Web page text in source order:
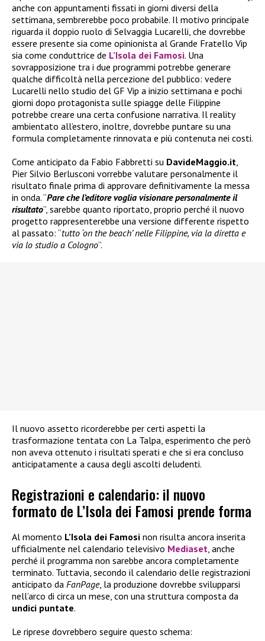
anche con appuntamenti fissati in giorni diversi della
settimana, sembrerebbe poco probabile. Il motivo principale
riguarda il doppio ruolo di Selvaggia Lucarelli, che dovrebbe
essere presente sia come opinionista al Grande Fratello Vip
sia come conduttrice de L’Isola dei Famosi. Una
sovrapposizione tra i due programmi potrebbe generare
qualche difficoltà nella percezione del pubblico: vedere
Lucarelli nello studio del GF Vip a inizio settimana e pochi
giorni dopo protagonista sulle spiagge delle Filippine
potrebbe creare una certa confusione narrativa. Il reality
ambientato all’estero, inoltre, dovrebbe puntare su una
formula completamente rinnovata e più contenuta nei costi.
Come anticipato da Fabio Fabbretti su DavideMaggio.it,
Pier Silvio Berlusconi vorrebbe valutare personalmente il
risultato finale prima di approvare definitivamente la messa
in onda. “Pare che l’editore voglia visionare personalmente il
risultato”, sarebbe quanto riportato, proprio perché il nuovo
progetto rappresenterebbe una versione differente rispetto
al passato: “tutto ‘on the beach’ nelle Filippine, via la diretta e
via lo studio a Cologno”.
Il nuovo assetto ricorderebbe per certi aspetti la
trasformazione tentata con La Talpa, esperimento che però
non aveva ottenuto i risultati sperati e che si era concluso
anticipatamente a causa degli ascolti deludenti.
Registrazioni e calendario: il nuovo
formato de L’Isola dei Famosi prende forma
Al momento L’Isola dei Famosi non risulta ancora inserita
ufficialmente nel calendario televisivo Mediaset , anche
perché il programma non sarebbe ancora completamente
terminato. Tuttavia, secondo il calendario delle registrazioni
anticipato da FanPage, la produzione dovrebbe svilupparsi
nell’arco di circa un mese, con una struttura composta da
undici puntate.
Le riprese dovrebbero seguire questo schema: